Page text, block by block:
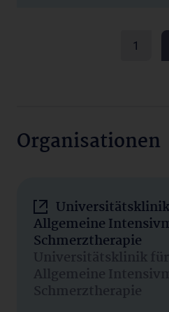
1
Organisationen
Allgemeine
Schmerztherapie
Universitätsklinik
Allgemeine
Schmerztherapie